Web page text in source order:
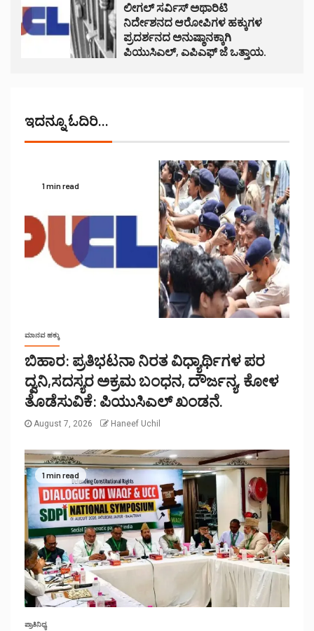
ಲೀಗಲ್ ಸರ್ವಿಸ್ ಅಥಾರಿಟಿ
ನಿರ್ದೇಶನದ ಆರೋಪಿಗಳ ಹಕ್ಕುಗಳ
ಪ್ರದರ್ಶನದ ಅನುಷ್ಠಾನಕ್ಕಾಗಿ
ಪಿಯುಸಿಎಲ್, ಎಪಿಎಫ್ ಜೆ ಒತ್ತಾಯ.
ಇದನ್ನೂ ಓದಿರಿ...
1 min read
ಮಾನವ ಹಕ್ಕು
ಬಿಹಾರ: ಪ್ರತಿಭಟನಾ ನಿರತ ವಿಧ್ಯಾರ್ಥಿಗಳ ಪರ
ದ್ವನಿ,ಸದಸ್ಯರ ಅಕ್ರಮ ಬಂಧನ, ದೌರ್ಜನ್ಯ, ಕೋಳ
ತೊಡೆಸುವಿಕೆ: ಪಿಯುಸಿಎಲ್ ಖಂಡನೆ.
August 7, 2026 Haneef Uchil
1 min read
ಪ್ರಾತಿನಿಧ್ಯ